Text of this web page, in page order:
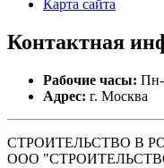
Карта сайта
Контактная
Рабочие часы: Пн-
Адрес: г. Москва
СТРОИТЕЛЬСТВО В
ООО